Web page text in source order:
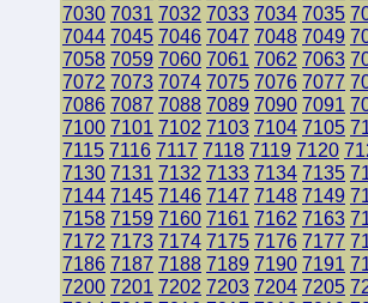
7030 7031 7032 7033 7034 7035
7044 7045 7046 7047 7048 7049
7058 7059 7060 7061 7062 7063
7072 7073 7074 7075 7076 7077
7086 7087 7088 7089 7090 7091
7100 7101 7102 7103 7104 7105
7115 7116 7117 7118 7119 7120
7130 7131 7132 7133 7134 7135
7144 7145 7146 7147 7148 7149
7158 7159 7160 7161 7162 7163
7172 7173 7174 7175 7176 7177
7186 7187 7188 7189 7190 7191
7200 7201 7202 7203 7204 7205